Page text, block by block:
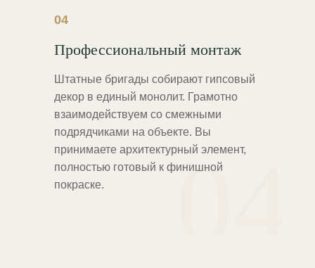
04
04
Профессиональный монтаж
Штатные бригады собирают гипсовый
декор в единый монолит. Грамотно
взаимодействуем со смежными
подрядчиками на объекте. Вы
принимаете архитектурный элемент,
полностью готовый к финишной
покраске.